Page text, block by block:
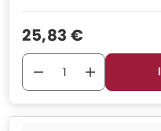
Verkaufspreis
25,83 €